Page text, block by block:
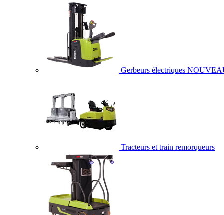
Gerbeurs électriques
Tracteurs et train remorqueurs